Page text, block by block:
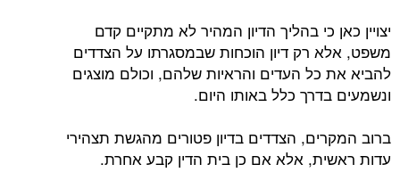
יצויין כאן כי בהליך הדיון המהיר לא מתקיים קדם
משפט, אלא רק דיון הוכחות שבמסגרתו על הצדדים
להביא את כל העדים והראיות שלהם, וכולם מוצגים
ונשמעים בדרך כלל באותו היום.
ברוב המקרים, הצדדים בדיון פטורים מהגשת תצהירי
עדות ראשית, אלא אם כן בית הדין קבע אחרת.